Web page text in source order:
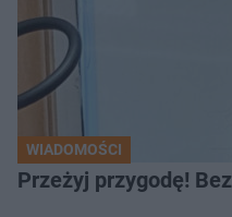
WIADOMOŚCI
Przeżyj przygodę!